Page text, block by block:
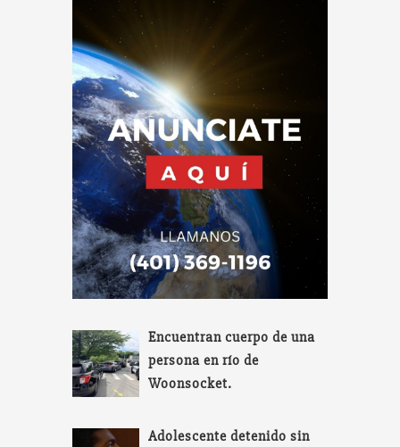
Encuentran cuerpo de una
persona en río de
Woonsocket.
Adolescente detenido sin